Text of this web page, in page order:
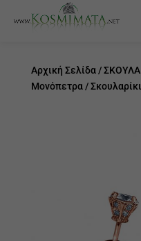
Αρχική Σελίδα/
Μονόπετρα/